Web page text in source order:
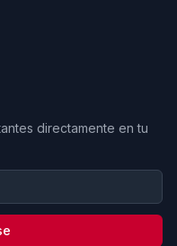
directamente en tu